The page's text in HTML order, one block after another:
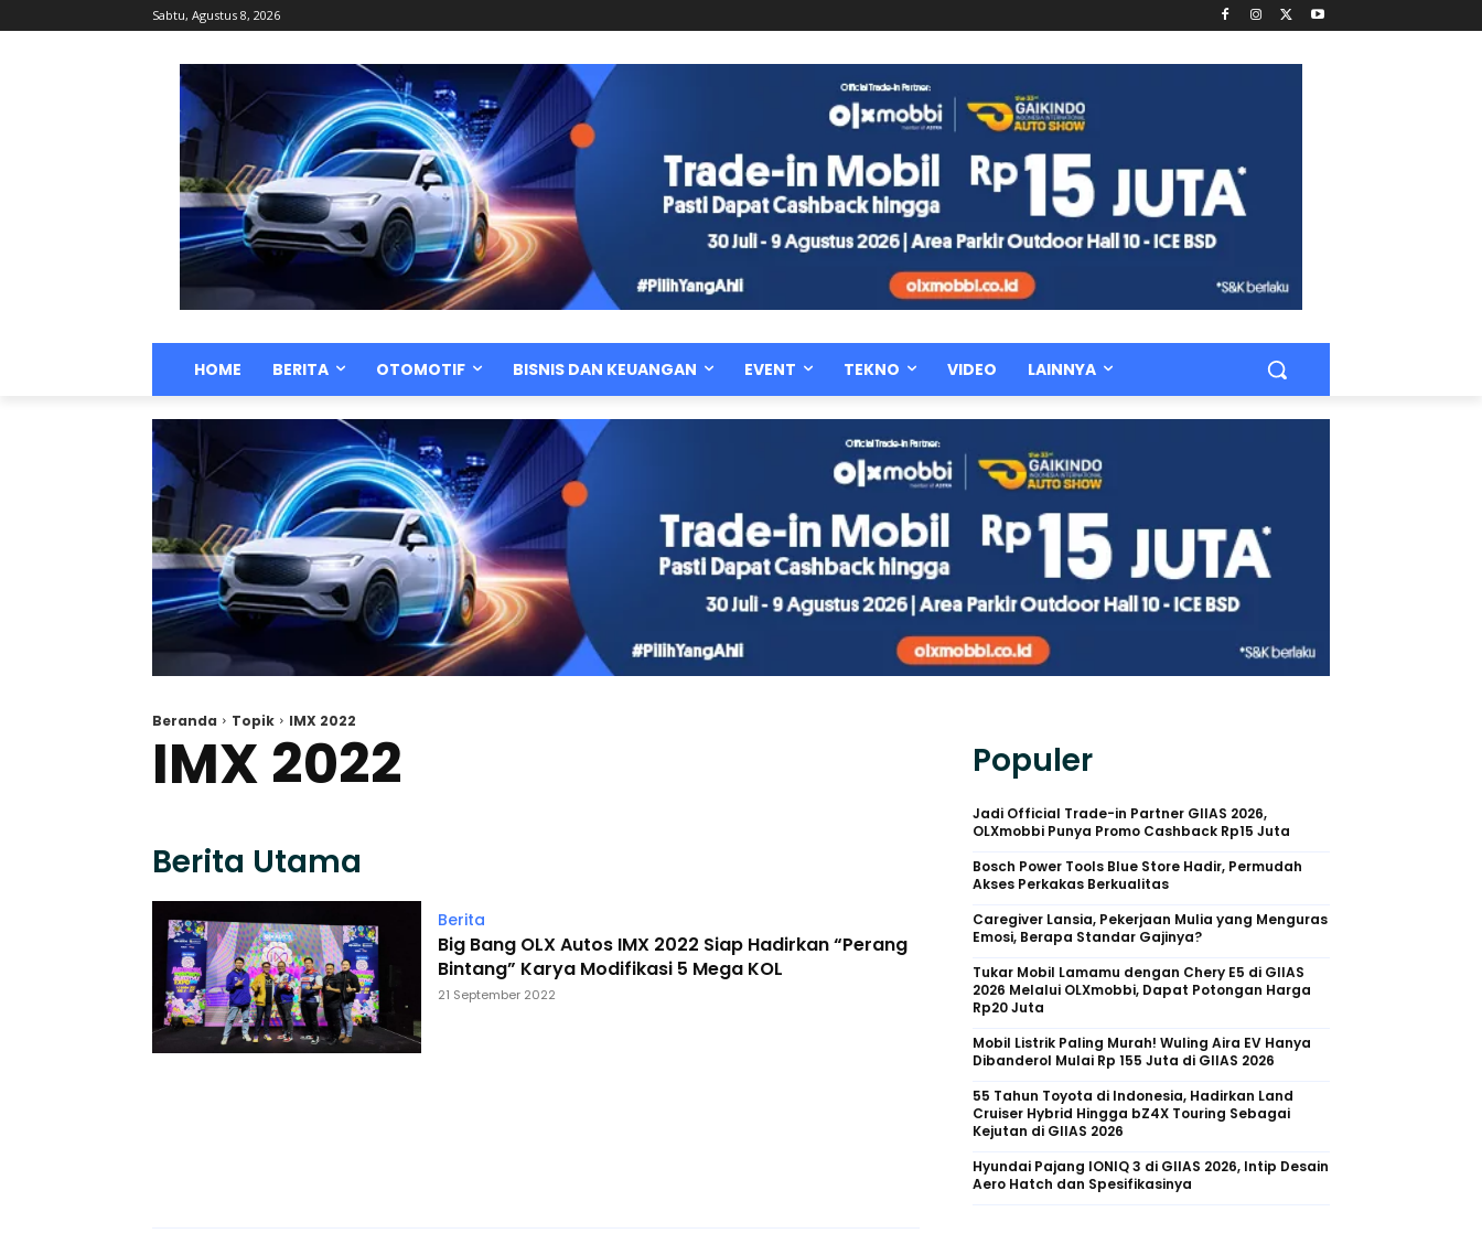
Sabtu, Agustus 8, 2026
HOME BERITA OTOMOTIF BISNIS DAN KEUANGAN EVENT TEKNO VIDEO LAINNYA
Beranda Topik IMX 2022
IMX 2022
Berita Utama
Berita
Big Bang OLX Autos IMX 2022 Siap Hadirkan “Perang
Bintang” Karya Modifikasi 5 Mega KOL
21 September 2022
Populer
Jadi Official Trade-in Partner GIIAS 2026,
OLXmobbi Punya Promo Cashback Rp15 Juta
Bosch Power Tools Blue Store Hadir, Permudah
Akses Perkakas Berkualitas
Caregiver Lansia, Pekerjaan Mulia yang Menguras
Emosi, Berapa Standar Gajinya?
Tukar Mobil Lamamu dengan Chery E5 di GIIAS
2026 Melalui OLXmobbi, Dapat Potongan Harga
Rp20 Juta
Mobil Listrik Paling Murah! Wuling Aira EV Hanya
Dibanderol Mulai Rp 155 Juta di GIIAS 2026
55 Tahun Toyota di Indonesia, Hadirkan Land
Cruiser Hybrid Hingga bZ4X Touring Sebagai
Kejutan di GIIAS 2026
Hyundai Pajang IONIQ 3 di GIIAS 2026, Intip Desain
Aero Hatch dan Spesifikasinya